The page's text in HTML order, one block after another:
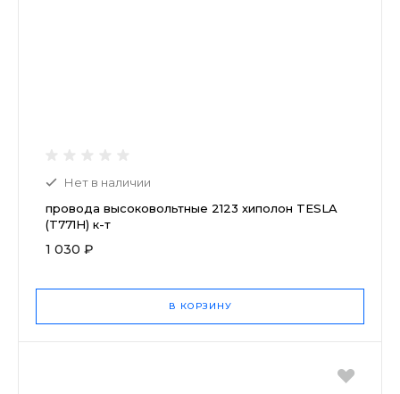
Нет в наличии
провода высоковольтные 2123 хиполон TESLA
(T771H) к-т
1 030 ₽
В КОРЗИНУ